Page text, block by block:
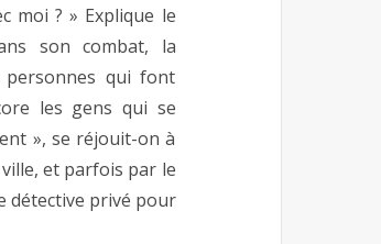
moi ? » Explique le
son combat, la
qui font
les gens qui se
», se réjouit-on à
et parfois par le
détective privé pour